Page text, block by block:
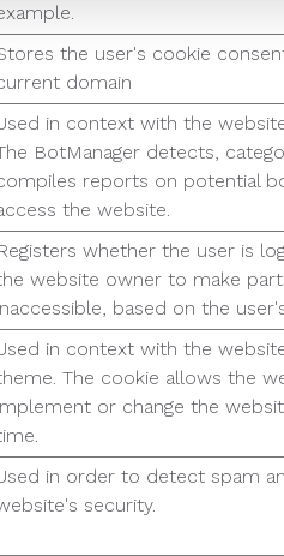
the user's cookie
domain
in context with the
BotManager detects,
reports on potential
the website.
whether the user is
website owner to make
based on the
in context with the
The cookie allows the
or change the
in order to detect spam
security.